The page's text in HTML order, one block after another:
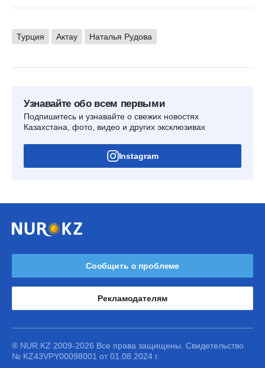
Турция Актау Наталья Рудова
Узнавайте обо всем первыми
Подпишитесь и узнавайте о свежих новостях
Казахстана, фото, видео и других эксклюзивах
Instagram
Сообщить о проблеме
Рекламодателям
® NUR.KZ 2009-2026 Все права защищены. Свидетельство
№ KZ43VPY00098001 от 01.08.2024 г.